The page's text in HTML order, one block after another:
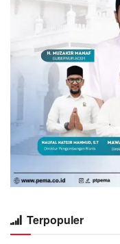
Terpopuler